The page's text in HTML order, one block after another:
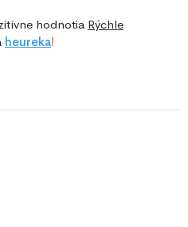
hodnotia Rýchle
heureka!